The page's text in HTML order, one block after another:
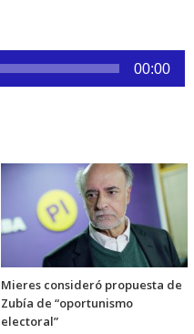
00:00
Mieres consideró propuesta de
Zubía de “oportunismo
electoral”